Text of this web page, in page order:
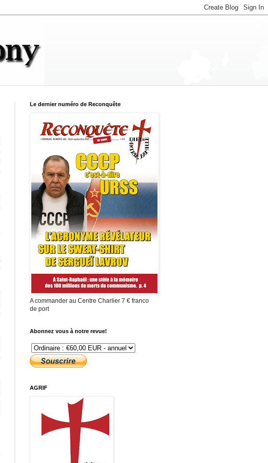
Le dernier numéro de Reconquête
A commander au Centre Charlier 7 € franco
de port
Abonnez vous à notre revue!
AGRIF